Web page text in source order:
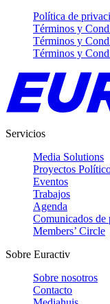
Política de
Términos y
Términos y
Términos y
Servicios
Media Solutions
Proyectos
Eventos
Trabajos
Agenda
Comunicados de
Members’ Circle
Sobre Euractiv
Sobre nosotros
Contacto